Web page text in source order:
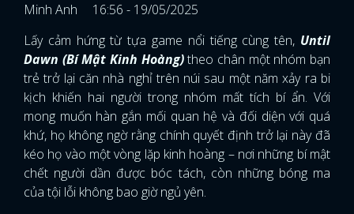
Minh Anh
16:56 - 19/05/2025
Lấy cảm hứng từ tựa game nổi tiếng cùng tên, Until
Dawn (Bí Mật Kinh Hoàng)theo chân một nhóm bạn
trẻ trở lại căn nhà nghỉ trên núi sau một năm xảy ra bi
kịch khiến hai người trong nhóm mất tích bí ẩn. Với
mong muốn hàn gắn mối quan hệ và đối diện với quá
khứ, họ không ngờ rằng chính quyết định trở lại này đã
kéo họ vào một vòng lặp kinh hoàng – nơi những bí mật
chết người dần được bóc tách, còn những bóng ma
của tội lỗi không bao giờ ngủ yên.